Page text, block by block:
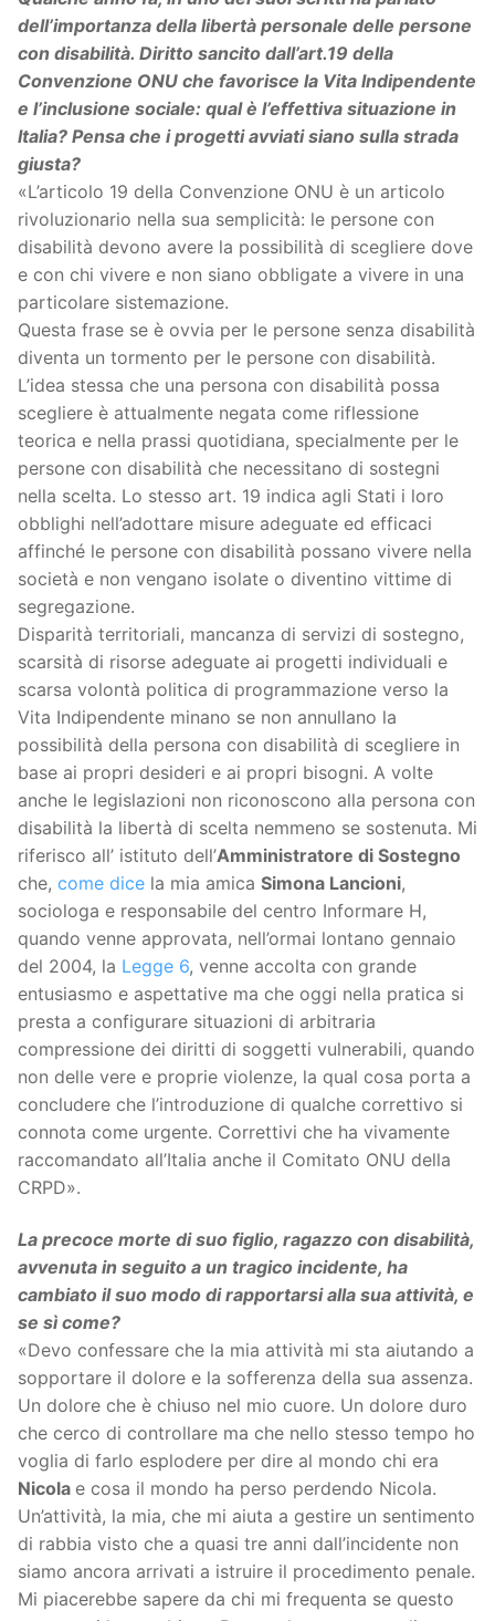
dell’importanza della libertà personale delle persone
con disabilità. Diritto sancito dall’art.19 della
Convenzione ONU che favorisce la Vita Indipendente
e l’inclusione sociale: qual è l’effettiva situazione in
Italia? Pensa che i progetti avviati siano sulla strada
giusta?
«L’articolo 19 della Convenzione ONU è un articolo
rivoluzionario nella sua semplicità: le persone con
disabilità devono avere la possibilità di scegliere dove
e con chi vivere e non siano obbligate a vivere in una
particolare sistemazione.
Questa frase se è ovvia per le persone senza disabilità
diventa un tormento per le persone con disabilità.
L’idea stessa che una persona con disabilità possa
scegliere è attualmente negata come riflessione
teorica e nella prassi quotidiana, specialmente per le
persone con disabilità che necessitano di sostegni
nella scelta. Lo stesso art. 19 indica agli Stati i loro
obblighi nell’adottare misure adeguate ed efficaci
affinché le persone con disabilità possano vivere nella
società e non vengano isolate o diventino vittime di
segregazione.
Disparità territoriali, mancanza di servizi di sostegno,
scarsità di risorse adeguate ai progetti individuali e
scarsa volontà politica di programmazione verso la
Vita Indipendente minano se non annullano la
possibilità della persona con disabilità di scegliere in
base ai propri desideri e ai propri bisogni. A volte
anche le legislazioni non riconoscono alla persona con
disabilità la libertà di scelta nemmeno se sostenuta. Mi
riferisco all’ istituto dell’Amministratore di Sostegno
che, come dice la mia amica Simona Lancioni,
sociologa e responsabile del centro Informare H,
quando venne approvata, nell’ormai lontano gennaio
del 2004, la Legge 6, venne accolta con grande
entusiasmo e aspettative ma che oggi nella pratica si
presta a configurare situazioni di arbitraria
compressione dei diritti di soggetti vulnerabili, quando
non delle vere e proprie violenze, la qual cosa porta a
concludere che l’introduzione di qualche correttivo si
connota come urgente. Correttivi che ha vivamente
raccomandato all’Italia anche il Comitato ONU della
CRPD».
La precoce morte di suo figlio, ragazzo con disabilità,
avvenuta in seguito a un tragico incidente, ha
cambiato il suo modo di rapportarsi alla sua attività, e
se sì come?
«Devo confessare che la mia attività mi sta aiutando a
sopportare il dolore e la sofferenza della sua assenza.
Un dolore che è chiuso nel mio cuore. Un dolore duro
che cerco di controllare ma che nello stesso tempo ho
voglia di farlo esplodere per dire al mondo chi era
Nicola e cosa il mondo ha perso perdendo Nicola.
Un’attività, la mia, che mi aiuta a gestire un sentimento
di rabbia visto che a quasi tre anni dall’incidente non
siamo ancora arrivati a istruire il procedimento penale.
Mi piacerebbe sapere da chi mi frequenta se questo